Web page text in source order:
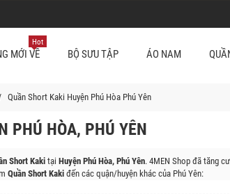
MỚI VỀ
Hot
BỘ SƯU TẬP ÁO NAM
Quần Short Kaki Huyện Phú Hòa Phú Yên
PHÚ HÒA, PHÚ YÊN
Short Kakitại Huyện Phú Hòa, Phú Yên. 4MEN Shop đã tăng
Quần Short Kakiđến các quận/huyện khác của Phú Yên: